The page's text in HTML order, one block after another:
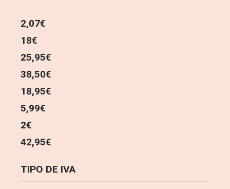
2,07€
18€
25,95€
38,50€
18,95€
5,99€
2€
42,95€
TIPO DE IVA